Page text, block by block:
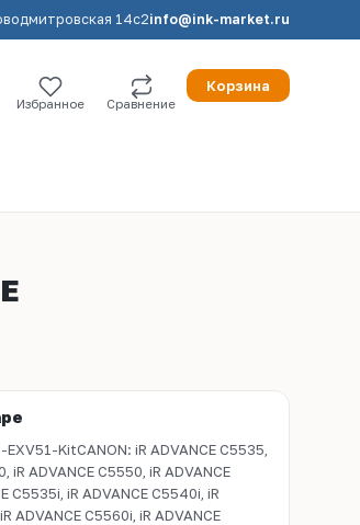
14с2info@ink-market.ru
Избранное Сравнение
Корзина
EXV51-KitCANON: iR ADVANCE C5535,
iR ADVANCE C5550, iR ADVANCE
C5535i, iR ADVANCE C5540i, iR
ADVANCE C5560i, iR ADVANCE